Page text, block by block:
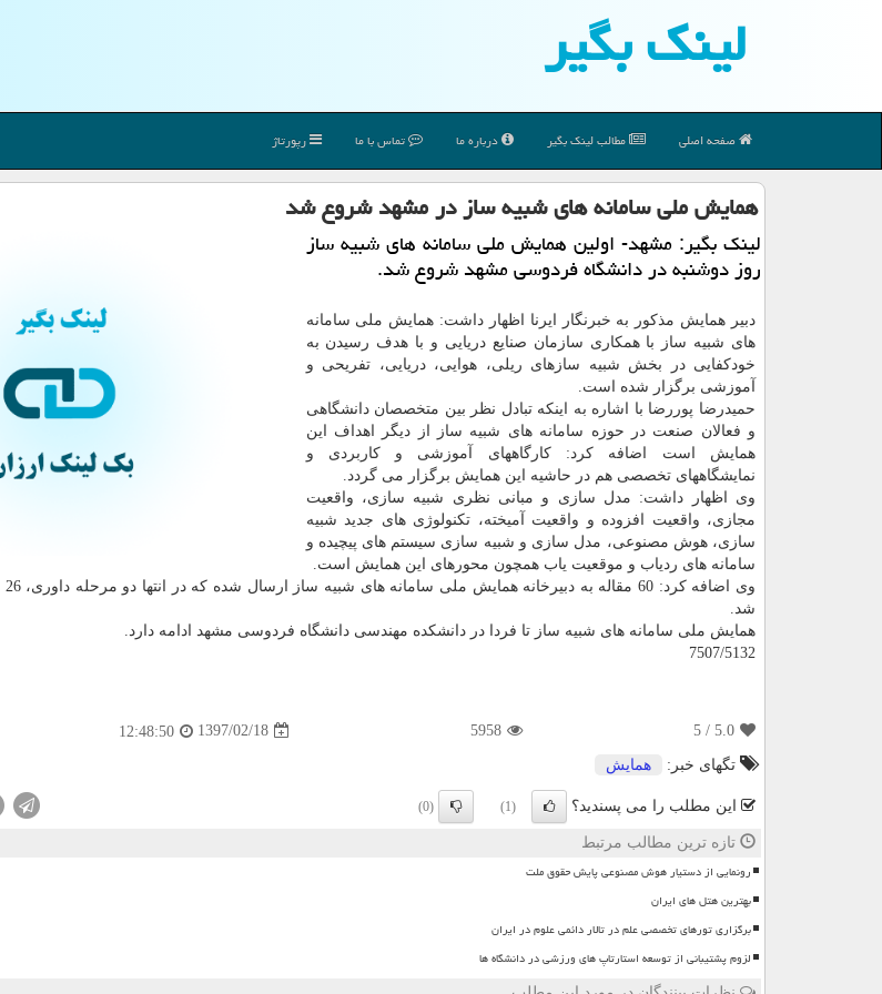
لینك بگیر
صفحه اصلی مطالب لینك بگیر درباره ما تماس با ما رپورتاژ
همایش ملی سامانه های شبیه ساز در مشهد شروع شد
لینك بگیر: مشهد- اولین همایش ملی سامانه های شبیه ساز
روز دوشنبه در دانشگاه فردوسی مشهد شروع شد.
دبیر همایش مذكور به خبرنگار ایرنا اظهار داشت: همایش ملی سامانه
های شبیه ساز با همكاری سازمان صنایع دریایی و با هدف رسیدن به
خودكفایی در بخش شبیه سازهای ریلی، هوایی، دریایی، تفریحی و
آموزشی برگزار شده است.
حمیدرضا پوررضا با اشاره به اینكه تبادل نظر بین متخصصان دانشگاهی
و فعالان صنعت در حوزه سامانه های شبیه ساز از دیگر اهداف این
همایش است اضافه كرد: كارگاههای آموزشی و كاربردی و
نمایشگاههای تخصصی هم در حاشیه این همایش برگزار می گردد.
وی اظهار داشت: مدل سازی و مبانی نظری شبیه سازی، واقعیت
مجازی، واقعیت افزوده و واقعیت آمیخته، تكنولوژی های جدید شبیه
سازی، هوش مصنوعی، مدل سازی و شبیه سازی سیستم های پیچیده و
سامانه های ردیاب و موقعیت یاب همچون محورهای این همایش است.
شد.
همایش ملی سامانه های شبیه ساز تا فردا در دانشكده مهندسی دانشگاه فردوسی مشهد ادامه دارد.
7507/5132
5.0
/ 5
5958
1397/02/18
12:48:50
تگهای خبر:
همایش
این مطلب را می پسندید؟ (1)
(0)
تازه ترین مطالب مرتبط
رونمایی از دستیار هوش مصنوعی پایش حقوق ملت
بهترین هتل های ایران
برگزاری تورهای تخصصی علم در تالار دائمی علوم در ایران
لزوم پشتیبانی از توسعه استارتاپ های ورزشی در دانشگاه ها